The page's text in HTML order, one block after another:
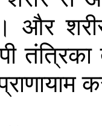
और
तंत्रिका